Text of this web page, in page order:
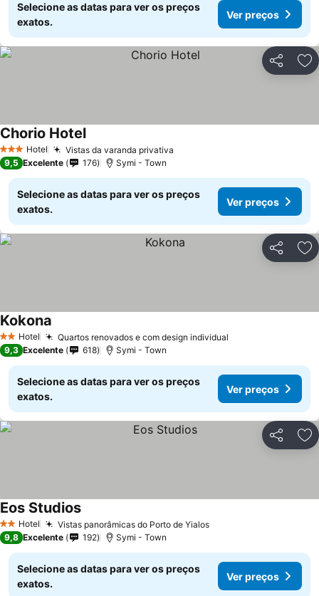
Selecione as datas para ver os preços
exatos.
Ver preços
Partilhar
3 EstrelasHotel Vistas da varanda privativa
Chorio Hotel
9,5 Excelente 176 Symi - Town
Selecione as datas para ver os preços
exatos.
Ver preços
Partilhar
2 Estrelas
Hotel Quartos renovados e com design individual
Kokona
9,3 Excelente 618 Symi - Town
Selecione as datas para ver os preços
exatos.
Ver preços
Partilhar
2 Estrelas
Hotel Vistas panorâmicas do Porto de Yialos
Eos Studios
9,8 Excelente 192 Symi - Town
Selecione as datas para ver os preços
exatos.
Ver preços